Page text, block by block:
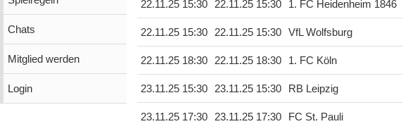
Chats
Mitglied werden
Login
22.11.25 15:30 22.11.25 15:30 1. FC Heidenheim 1846
22.11.25 15:30 22.11.25 15:30 VfL Wolfsburg
22.11.25 18:30 22.11.25 18:30 1. FC Köln
23.11.25 15:30 23.11.25 15:30 RB Leipzig
23.11.25 17:30 23.11.25 17:30 FC St. Pauli